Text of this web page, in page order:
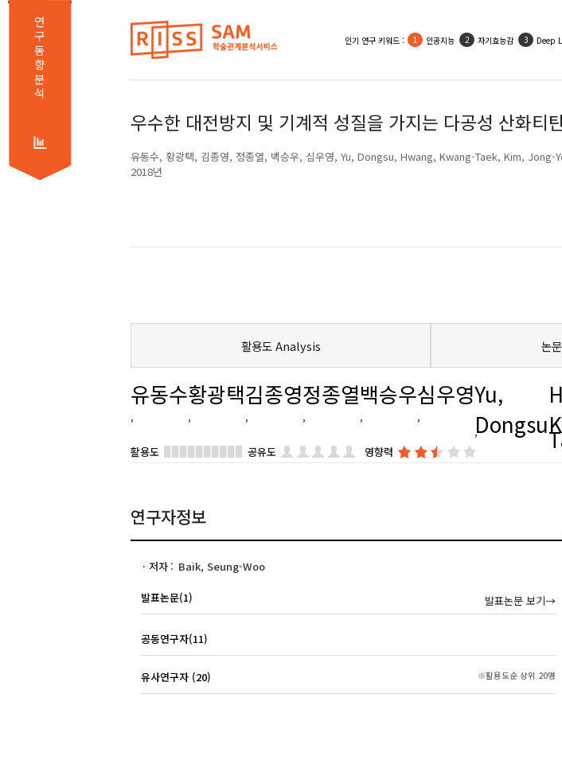
연
구
동
향
분
석
인기 연구 키워드 : 인공지능 자기효능감 Deep
우수한 대전방지 및 기계적 성질을 가지는 다공성 산화티
유동수 황광택 김종영 정종열 백승우 심우영 Yu, Dongsu Hwang, Kwang-Taek Kim, Jong-
2018년
활용도 Analysis 논
유동수황광택김종영정종열백승우심우영Yu,
Dongsu
활용도 공유도 영향력
연구자정보
저자 Baik, Seung-Woo
발표논문(1) 발표논문 보기→
공동연구자(11)
유사연구자 (20) ※활용도순 상위 20명